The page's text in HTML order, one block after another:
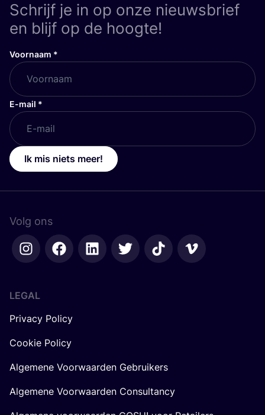
Schrijf je in op onze nieuwsbrief
en blijf op de hoogte!
Voornaam *
E-mail *
Ik mis niets meer!
Volg ons
LEGAL
Privacy Policy
Cookie Policy
Algemene Voorwaarden Gebruikers
Algemene Voorwaarden Consultancy